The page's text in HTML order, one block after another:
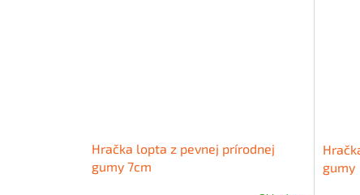
Hračka lopta z pevnej prírodnej
gumy 7cm
gumy